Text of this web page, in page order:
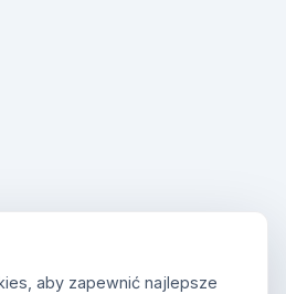
aby zapewnić najlepsze